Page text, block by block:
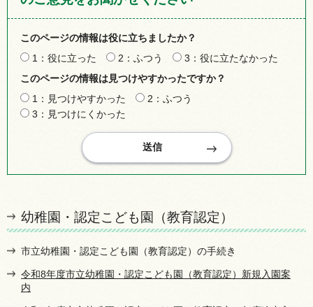
このページの情報は役に立ちましたか？
1：役に立った
2：ふつう
3：役に立たなかった
このページの情報は見つけやすかったですか？
1：見つけやすかった
2：ふつう
3：見つけにくかった
幼稚園・認定こども園（教育認定）
市立幼稚園・認定こども園（教育認定）の手続き
令和8年度市立幼稚園・認定こども園（教育認定）新規入園案
内